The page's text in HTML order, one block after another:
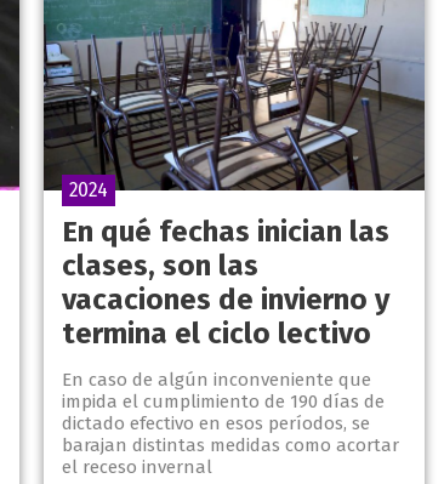
En qué fechas inician las
clases, son las
vacaciones de invierno y
termina el ciclo lectivo
En caso de algún inconveniente que
impida el cumplimiento de 190 días de
dictado efectivo en esos períodos, se
barajan distintas medidas como acortar
el receso invernal
2024